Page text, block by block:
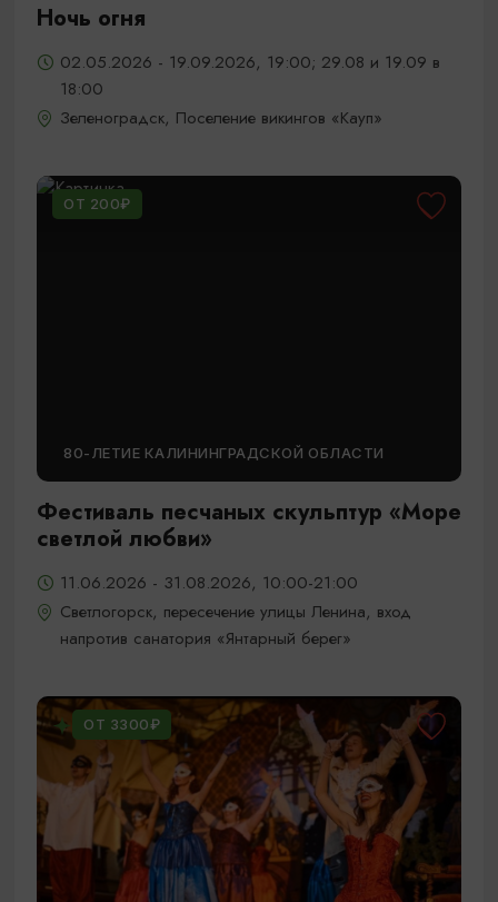
Ночь огня
02.05.2026 - 19.09.2026, 19:00; 29.08 и 19.09 в
18:00
Зеленоградск, Поселение викингов «Кауп»
ОТ 200₽
80-ЛЕТИЕ КАЛИНИНГРАДСКОЙ ОБЛАСТИ
Фестиваль песчаных скульптур «Море
светлой любви»
11.06.2026 - 31.08.2026, 10:00-21:00
Светлогорск, пересечение улицы Ленина, вход
напротив санатория «Янтарный берег»
ОТ 3300₽